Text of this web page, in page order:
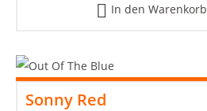
In den Warenkorb
Sonny Red